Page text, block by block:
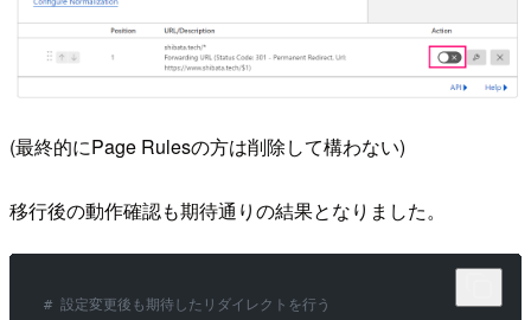
(最終的にPage Rulesの方は削除して構わない)
移行後の動作確認も期待通りの結果となりました。
# 設定変更後も期待したリダイレクトを行う